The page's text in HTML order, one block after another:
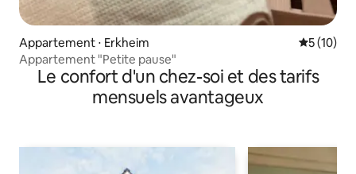
Appartement ⋅ Erkheim
5 (10)
Appartement "Petite pause"
Le confort d'un chez-soi et des tarifs
mensuels avantageux